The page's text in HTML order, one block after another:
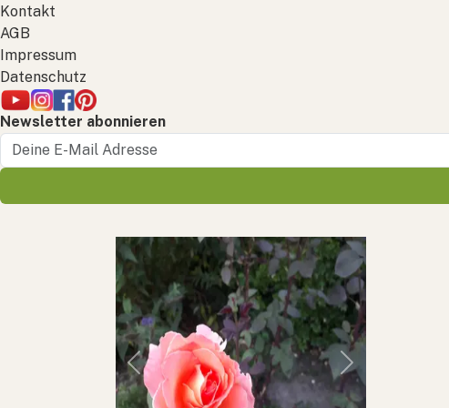
Kontakt
AGB
Impressum
Datenschutz
Newsletter abonnieren
Previous Next